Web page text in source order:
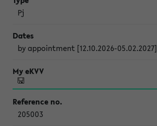
Pj
by appointment [12.10.2026-05.02.2027]
205003